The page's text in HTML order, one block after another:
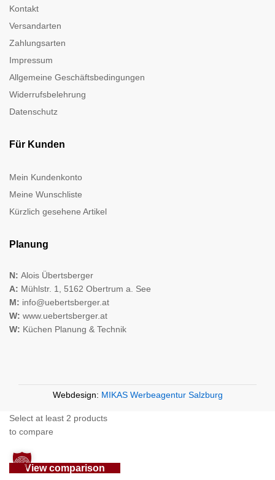
Kontakt
Versandarten
Zahlungsarten
Impressum
Allgemeine Geschäftsbedingungen
Widerrufsbelehrung
Datenschutz
Für Kunden
Mein Kundenkonto
Meine Wunschliste
Kürzlich gesehene Artikel
Planung
N: Alois Übertsberger
A: Mühlstr. 1, 5162 Obertrum a. See
M: info@uebertsberger.at
W: www.uebertsberger.at
W: Küchen Planung & Technik
Webdesign: MIKAS Werbeagentur Salzburg
Select at least 2 products
to compare
View comparison